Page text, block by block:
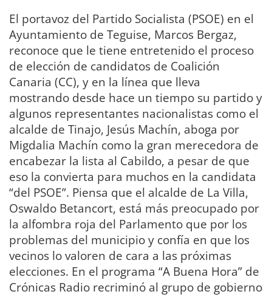
El portavoz del Partido Socialista (PSOE) en el
Ayuntamiento de Teguise, Marcos Bergaz,
reconoce que le tiene entretenido el proceso
de elección de candidatos de Coalición
Canaria (CC), y en la línea que lleva
mostrando desde hace un tiempo su partido y
algunos representantes nacionalistas como el
alcalde de Tinajo, Jesús Machín, aboga por
Migdalia Machín como la gran merecedora de
encabezar la lista al Cabildo, a pesar de que
eso la convierta para muchos en la candidata
“del PSOE”. Piensa que el alcalde de La Villa,
Oswaldo Betancort, está más preocupado por
la alfombra roja del Parlamento que por los
problemas del municipio y confía en que los
vecinos lo valoren de cara a las próximas
elecciones. En el programa “A Buena Hora” de
Crónicas Radio recriminó al grupo de gobierno